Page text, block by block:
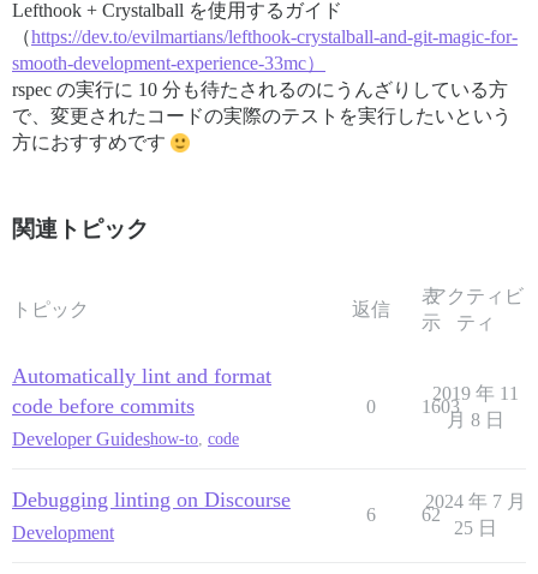
Lefthook + Crystalball を使用するガイド
（https://dev.to/evilmartians/lefthook-crystalball-and-git-magic-for-
smooth-development-experience-33mc）
rspec の実行に 10 分も待たされるのにうんざりしている方
で、変更されたコードの実際のテストを実行したいという
方におすすめです
関連トピック
トピック 返信
表
示
アクティビ
ティ
Automatically lint and format
code before commits
Developer Guideshow-to, code
0 1603
2019 年 11
月 8 日
Debugging linting on Discourse
Development
6 62
2024 年 7 月
25 日